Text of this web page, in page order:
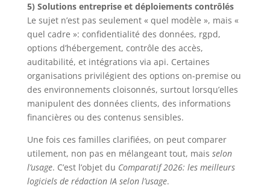
5) Solutions entreprise et déploiements contrôlés
Le sujet n’est pas seulement « quel modèle », mais «
quel cadre »: confidentialité des données, rgpd,
options d’hébergement, contrôle des accès,
auditabilité, et intégrations via api. Certaines
organisations privilégient des options on-premise ou
des environnements cloisonnés, surtout lorsqu’elles
manipulent des données clients, des informations
financières ou des contenus sensibles.
Une fois ces familles clarifiées, on peut comparer
utilement, non pas en mélangeant tout, mais selon
l’usage. C’est l’objet du Comparatif 2026: les meilleurs
logiciels de rédaction IA selon l’usage.